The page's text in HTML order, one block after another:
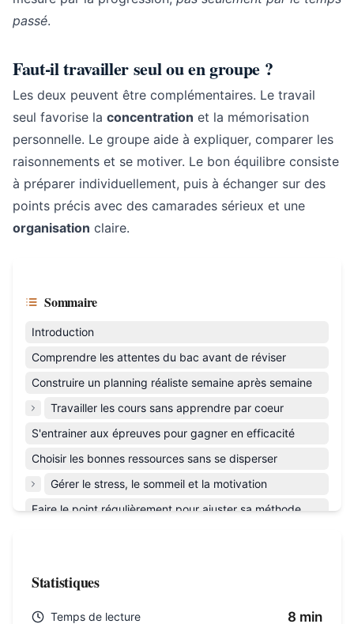
passé.
Faut-il travailler seul ou en groupe ?
Les deux peuvent être complémentaires. Le travail
seul favorise la concentration et la mémorisation
personnelle. Le groupe aide à expliquer, comparer les
raisonnements et se motiver. Le bon équilibre consiste
à préparer individuellement, puis à échanger sur des
points précis avec des camarades sérieux et une
organisation claire.
Sommaire
Introduction
Comprendre les attentes du bac avant de réviser
Construire un planning réaliste semaine après semaine
Travailler les cours sans apprendre par coeur
S'entrainer aux épreuves pour gagner en efficacité
Choisir les bonnes ressources sans se disperser
Gérer le stress, le sommeil et la motivation
Faire le point régulièrement pour ajuster sa méthode
Statistiques
Temps de lecture 8 min